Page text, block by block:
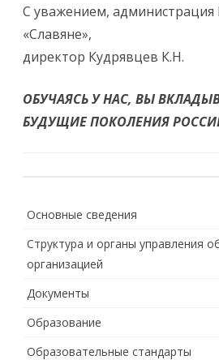
С уважением,
«Славяне»,
директор Кудрявцев К.Н.
ОБУЧАЯСЬ У НАС, ВЫ
БУДУЩИЕ ПОКОЛЕНИЯ
Основные сведения
Структура и органы управления
организацией
Документы
Образование
Образовательные стандарты